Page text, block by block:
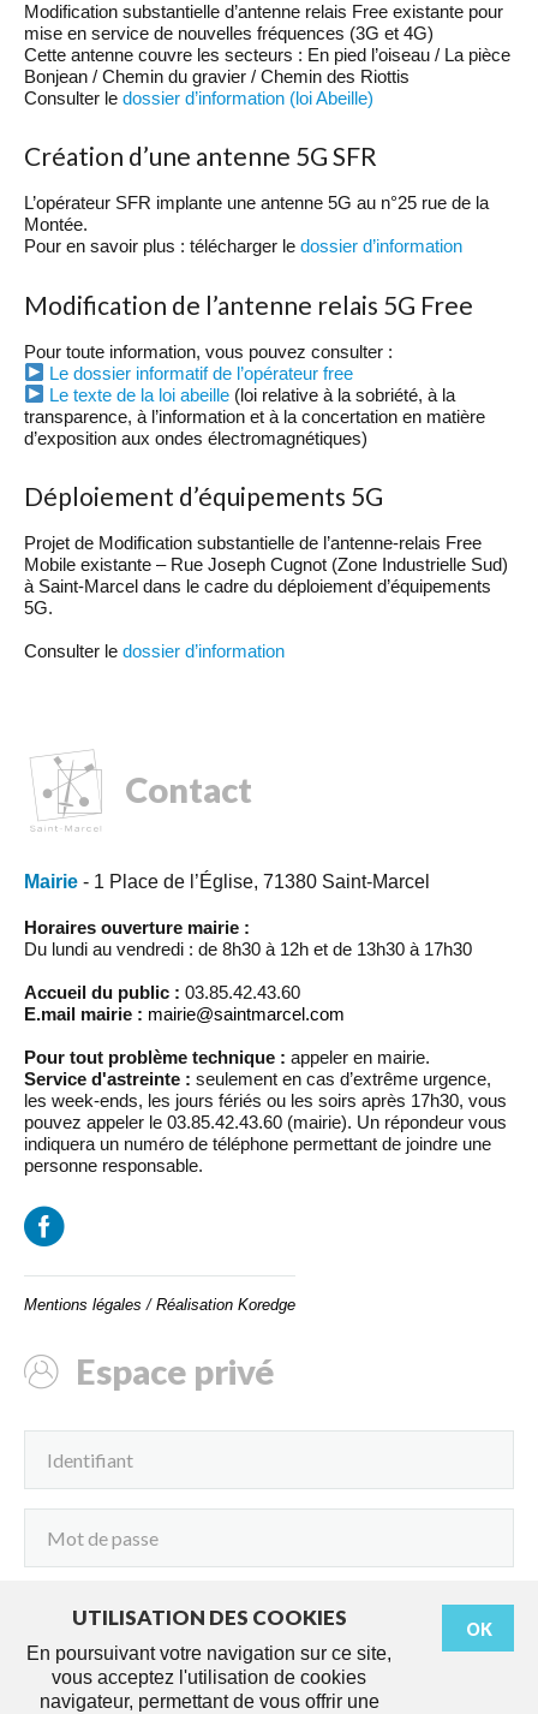
Modification substantielle d’antenne relais Free existante pour
mise en service de nouvelles fréquences (3G et 4G)
Cette antenne couvre les secteurs : En pied l’oiseau / La pièce
Bonjean / Chemin du gravier / Chemin des Riottis
Consulter le dossier d’information (loi Abeille)
Création d’une antenne 5G SFR
L’opérateur SFR implante une antenne 5G au n°25 rue de la
Montée.
Pour en savoir plus : télécharger le dossier d’information
Modification de l’antenne relais 5G Free
Pour toute information, vous pouvez consulter :
Le dossier informatif de l’opérateur free
Le texte de la loi abeille (loi relative à la sobriété, à la
transparence, à l’information et à la concertation en matière
d’exposition aux ondes électromagnétiques)
Déploiement d’équipements 5G
Projet de Modification substantielle de l’antenne-relais Free
Mobile existante – Rue Joseph Cugnot (Zone Industrielle Sud)
à Saint-Marcel dans le cadre du déploiement d’équipements
5G.
Consulter le dossier d’information
Contact
Mairie - 1 Place de l’Église, 71380 Saint-Marcel
Horaires ouverture mairie :
Du lundi au vendredi : de 8h30 à 12h et de 13h30 à 17h30
Accueil du public : 03.85.42.43.60
E.mail mairie : mairie@saintmarcel.com
Pour tout problème technique : appeler en mairie.
Service d'astreinte : seulement en cas d’extrême urgence,
les week-ends, les jours fériés ou les soirs après 17h30, vous
pouvez appeler le 03.85.42.43.60 (mairie). Un répondeur vous
indiquera un numéro de téléphone permettant de joindre une
personne responsable.
Mentions légales / Réalisation Koredge
Espace privé
OK
UTILISATION DES COOKIES
En poursuivant votre navigation sur ce site,
vous acceptez l'utilisation de cookies
navigateur, permettant de vous offrir une